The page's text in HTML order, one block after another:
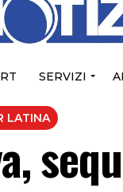
SERVIZI
LATINA